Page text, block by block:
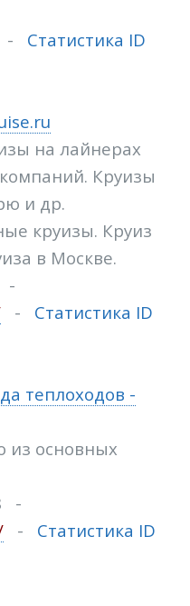
- Статистика ID
на лайнерах
Круизы
и др.
круизы. Круиз
в Москве.
-
- Статистика ID
теплоходов -
из основных
-
- Статистика ID